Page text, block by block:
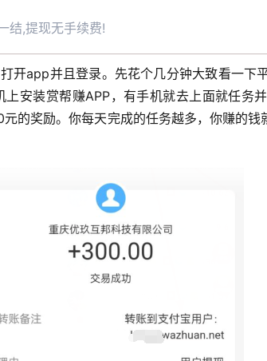
结,提现无手续费!
开app并且登录。先花个几分钟大致看一下
安装赏帮赚APP，有手机就去上面就任务
的奖励。你每天完成的任务越多，你赚的